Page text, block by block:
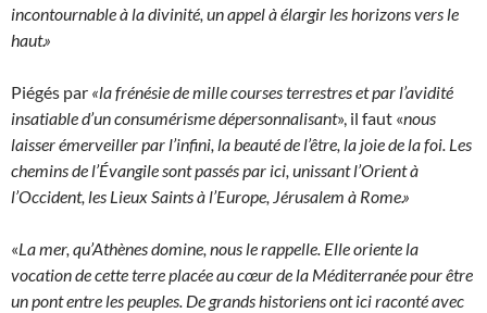
incontournable à la divinité, un appel à élargir les horizons vers le
haut.»
Piégés par «la frénésie de mille courses terrestres et par l’avidité
insatiable d’un consumérisme dépersonnalisant», il faut «nous
laisser émerveiller par l’infini, la beauté de l’être, la joie de la foi. Les
chemins de l’Évangile sont passés par ici, unissant l’Orient à
l’Occident, les Lieux Saints à l’Europe, Jérusalem à Rome.»
«La mer, qu’Athènes domine, nous le rappelle. Elle oriente la
vocation de cette terre placée au cœur de la Méditerranée pour être
un pont entre les peuples. De grands historiens ont ici raconté avec